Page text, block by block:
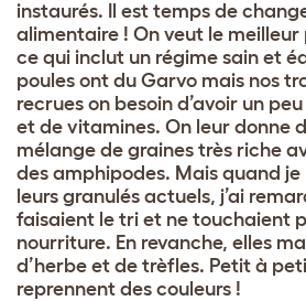
instaurés. Il est temps de
alimentaire ! On veut le meilleur
ce qui inclut un régime sain et
poules ont du Garvo mais nos
recrues on besoin d’avoir un
et de vitamines. On leur donne
mélange de graines très riche
des amphipodes. Mais quand
leurs granulés actuels, j’ai
faisaient le tri et ne touchaient
nourriture. En revanche, elles
d’herbe et de trèfles. Petit à
reprennent des couleurs !